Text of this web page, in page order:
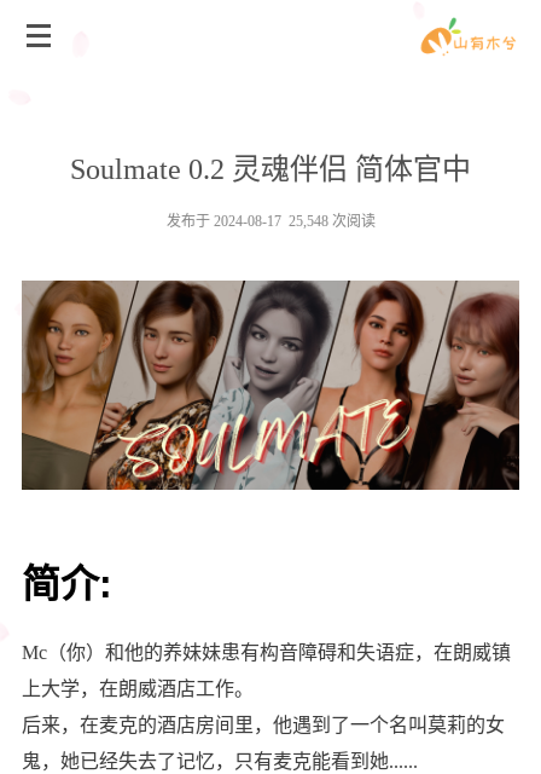
Soulmate 0.2 灵魂伴侣 简体官中
发布于 2024-08-17 25,548 次阅读
简介:
Mc（你）和他的养妹妹患有构音障碍和失语症，在朗威镇
上大学，在朗威酒店工作。
后来，在麦克的酒店房间里，他遇到了一个名叫莫莉的女
鬼，她已经失去了记忆，只有麦克能看到她......